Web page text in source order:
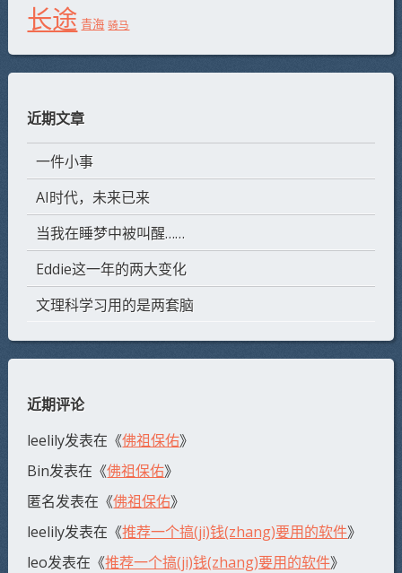
长途 青海 骑马
近期文章
一件小事
AI时代，未来已来
当我在睡梦中被叫醒……
Eddie这一年的两大变化
文理科学习用的是两套脑
近期评论
leelily发表在《佛祖保佑》
Bin发表在《佛祖保佑》
匿名发表在《佛祖保佑》
leelily发表在《推荐一个搞(ji)钱(zhang)要用的软件》
leo发表在《推荐一个搞(ji)钱(zhang)要用的软件》